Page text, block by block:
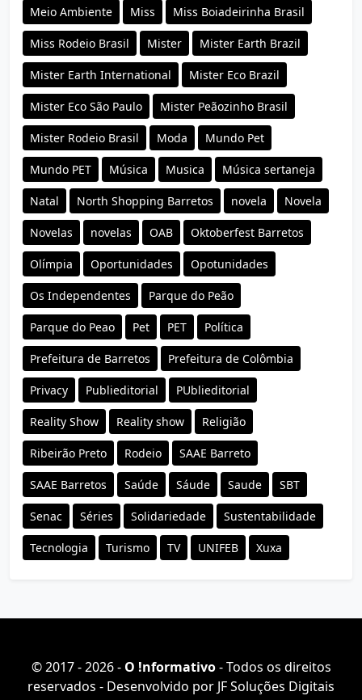
Meio Ambiente Miss Miss Boiadeirinha Brasil
Miss Rodeio Brasil Mister Mister Earth Brazil
Mister Earth International Mister Eco Brazil
Mister Eco São Paulo Mister Peãozinho Brasil
Mister Rodeio Brasil Moda Mundo Pet
Mundo PET Música Musica Música sertaneja
Natal North Shopping Barretos novela Novela
Novelas novelas OAB Oktoberfest Barretos
Olímpia Oportunidades Opotunidades
Os Independentes Parque do Peão
Parque do Peao Pet PET Política
Prefeitura de Barretos Prefeitura de Colômbia
Privacy Publieditorial PUblieditorial
Reality Show Reality show Religião
Ribeirão Preto Rodeio SAAE Barreto
SAAE Barretos Saúde Sáude Saude SBT
Senac Séries Solidariedade Sustentabilidade
Tecnologia Turismo TV UNIFEB Xuxa
© 2017 - 2026 - O ǃnformativo- Todos os direitos
reservados - Desenvolvido por JF Soluções Digitais